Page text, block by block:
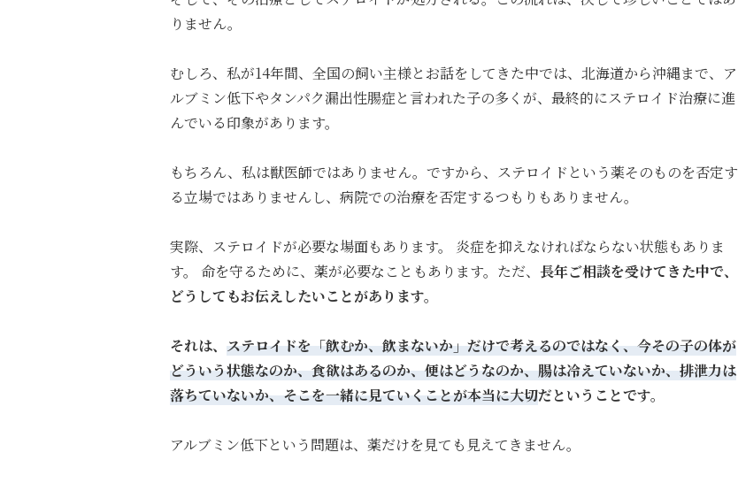
りません。
むしろ、私が14年間、全国の飼い主様とお話をしてきた中では、北海道から沖縄まで、ア
ルブミン低下やタンパク漏出性腸症と言われた子の多くが、最終的にステロイド治療に進
んでいる印象があります。
もちろん、私は獣医師ではありません。 ですから、ステロイドという薬そのものを否定す
る立場ではありませんし、病院での治療を否定するつもりもありません。
実際、ステロイドが必要な場面もあります。
炎症を抑えなければならない状態もありま
す。
命を守るために、薬が必要なこともあります。 ただ、 長年ご相談を受けてきた中で、
どうしてもお伝えしたいことがあります。
それは、 ステロイドを「飲むか、飲まないか」だけで考えるのではなく、今その子の体が
どういう状態なのか、食欲はあるのか、便はどうなのか、腸は冷えていないか、排泄力は
落ちていないか、そこを一緒に見ていくことが本当に大切だということです。
アルブミン低下という問題は、薬だけを見ても見えてきません。